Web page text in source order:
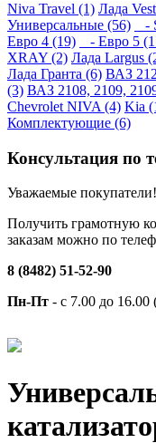
Niva Travel (1) Лада
Универсальные (56)
-
Евро 4 (19)
- Евро 5
XRAY (2) Лада Largus
Лада Гранта (6) ВАЗ
(3) ВАЗ 2108, 2109,
Chevrolet NIVA (4) Kia
Комплектующие (6)
Консультация по
Уважаемые покупатели!
Получить грамотную
заказам можно по
8 (8482) 51-52-90
Пн-Пт - с 7.00 до